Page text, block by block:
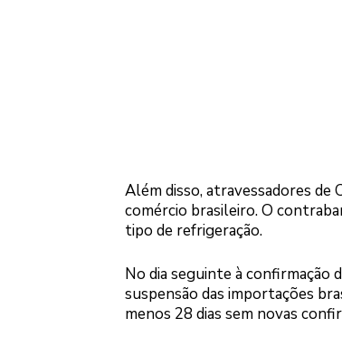
Além disso, atravessadores de
comércio brasileiro. O
tipo de refrigeração.
No dia seguinte à confirmação
suspensão das importações
menos 28 dias sem novas